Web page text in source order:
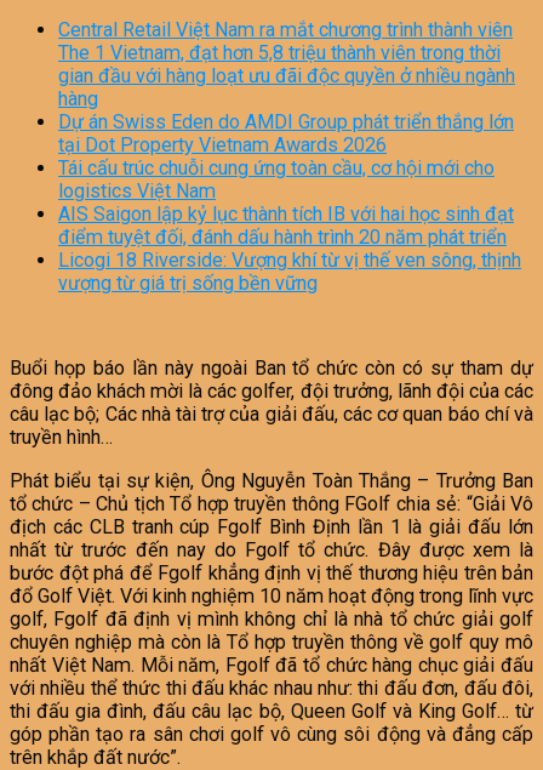
Central Retail Việt Nam ra mắt chương trình thành viên
The 1 Vietnam, đạt hơn 5,8 triệu thành viên trong thời
gian đầu với hàng loạt ưu đãi độc quyền ở nhiều ngành
hàng
Dự án Swiss Eden do AMDI Group phát triển thắng lớn
tại Dot Property Vietnam Awards 2026
Tái cấu trúc chuỗi cung ứng toàn cầu, cơ hội mới cho
logistics Việt Nam
AIS Saigon lập kỷ lục thành tích IB với hai học sinh đạt
điểm tuyệt đối, đánh dấu hành trình 20 năm phát triển
Licogi 18 Riverside: Vượng khí từ vị thế ven sông, thịnh
vượng từ giá trị sống bền vững
Buổi họp báo lần này ngoài Ban tổ chức còn có sự tham dự
đông đảo khách mời là các golfer, đội trưởng, lãnh đội của các
câu lạc bộ; Các nhà tài trợ của giải đấu, các cơ quan báo chí và
truyền hình…
Phát biểu tại sự kiện, Ông Nguyễn Toàn Thắng – Trưởng Ban
tổ chức – Chủ tịch Tổ hợp truyền thông FGolf chia sẻ: “Giải Vô
địch các CLB tranh cúp Fgolf Bình Định lần 1 là giải đấu lớn
nhất từ trước đến nay do Fgolf tổ chức. Đây được xem là
bước đột phá để Fgolf khẳng định vị thế thương hiệu trên bản
đổ Golf Việt. Với kinh nghiệm 10 năm hoạt động trong lĩnh vực
golf, Fgolf đã định vị mình không chỉ là nhà tổ chức giải golf
chuyên nghiệp mà còn là Tổ hợp truyền thông về golf quy mô
nhất Việt Nam. Mỗi năm, Fgolf đã tổ chức hàng chục giải đấu
với nhiều thể thức thi đấu khác nhau như: thi đấu đơn, đấu đôi,
thi đấu gia đình, đấu câu lạc bộ, Queen Golf và King Golf… từ
góp phần tạo ra sân chơi golf vô cùng sôi động và đẳng cấp
trên khắp đất nước”.